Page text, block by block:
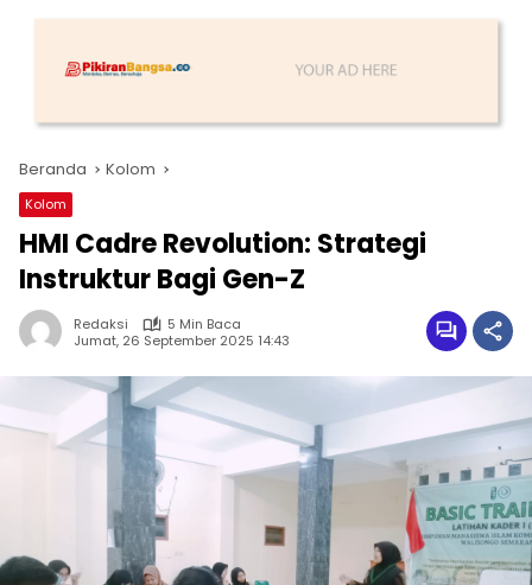
Beranda Kolom
Kolom
HMI Cadre Revolution: Strategi
Instruktur Bagi Gen-Z
Redaksi
5 Min Baca
Jumat, 26 September 2025 14:43